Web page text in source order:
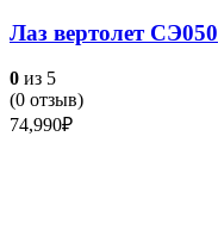
Лаз вертолет СЭ050
0 из 5
(0 отзыв)
74,990₽